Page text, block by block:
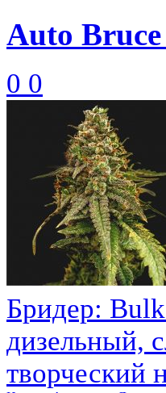
Auto
0 0
Бридер:
дизельный,
творческий